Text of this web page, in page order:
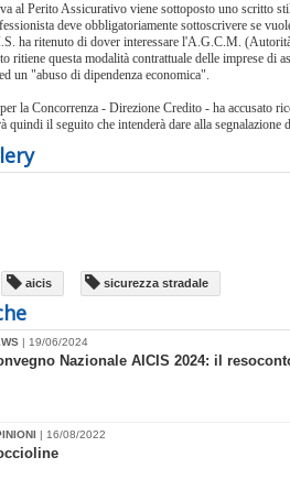
al Perito Assicurativo viene sottoposto uno scritto
deve obbligatoriamente sottoscrivere se
ha ritenuto di dover interessare l'A.G.C.M.
ritiene questa modalità contrattuale delle imprese di
un "abuso di dipendenza economica".
la Concorrenza - Direzione Credito - ha accusato
quindi il seguito che intenderà dare alla segnalazione
aicis sicurezza stradale
| 19/06/2024
Nazionale AICIS 2024: il
| 16/08/2022